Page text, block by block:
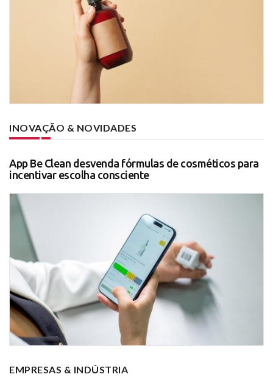
INOVAÇÃO & NOVIDADES
App Be Clean desvenda fórmulas de cosméticos para
incentivar escolha consciente
EMPRESAS & INDÚSTRIA